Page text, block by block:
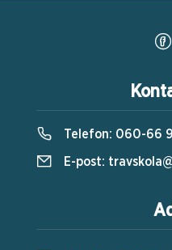
Telefon: 060-66
E-post: